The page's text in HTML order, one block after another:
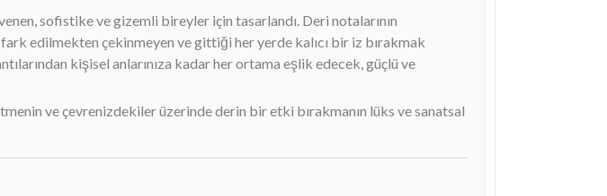
sofistike ve gizemli bireyler için tasarlandı. Deri notalarının
edilmekten çekinmeyen ve gittiği her yerde kalıcı bir iz bırakmak
kişisel anlarınıza kadar her ortama eşlik edecek, güçlü ve
ve çevrenizdekiler üzerinde derin bir etki bırakmanın lüks ve sanatsal